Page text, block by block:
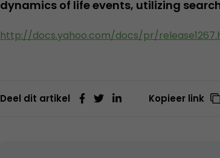
dynamics of life events, utilizing
http://docs.yahoo.com/docs/pr/
Deel dit artikel Kopieer link